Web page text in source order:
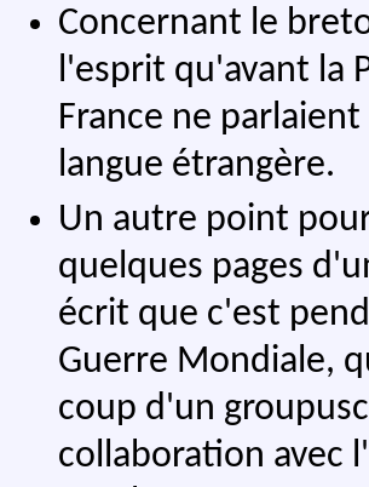
Concernant le
l'esprit qu'avant la
France ne
langue étrangère.
Un autre point
quelques pages
écrit que c'est
Guerre Mondiale,
coup d'un
collaboration avec